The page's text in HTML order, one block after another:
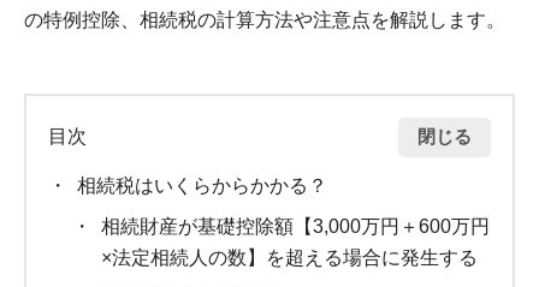
の特例控除、相続税の計算方法や注意点を解説します。
目次 閉じる
相続税はいくらからかかる？
相続財産が基礎控除額【3,000万円＋600万円
×法定相続人の数】を超える場合に発生する